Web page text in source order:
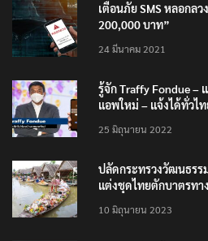
เตือนภัย SMS หลอกล
200,000 บาท”
24 มีนาคม 2021
รู้จัก Traffy Fondue –
แอพใหม่ – แจ้งได้ทั่วไ
25 มิถุนายน 2022
ปลัดกระทรวงวัฒนธรร
แต่งชุดไทยตักบาตรทา
10 มิถุนายน 2023